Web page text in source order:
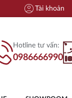
account_circle Tài khoản
Hotline tư vấn:
0986666990